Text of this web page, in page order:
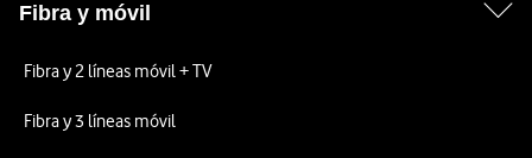
Fibra y móvil
Fibra y 2 líneas móvil + TV
Fibra y 3 líneas móvil